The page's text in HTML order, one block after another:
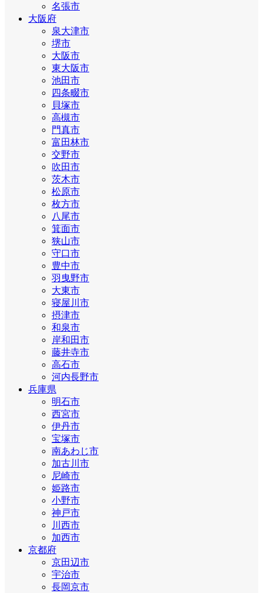
名張市
大阪府
泉大津市
堺市
大阪市
東大阪市
池田市
四条畷市
貝塚市
高槻市
門真市
富田林市
交野市
吹田市
茨木市
松原市
枚方市
八尾市
箕面市
狭山市
守口市
豊中市
羽曳野市
大東市
寝屋川市
摂津市
和泉市
岸和田市
藤井寺市
高石市
河内長野市
兵庫県
明石市
西宮市
伊丹市
宝塚市
南あわじ市
加古川市
尼崎市
姫路市
小野市
神戸市
川西市
加西市
京都府
京田辺市
宇治市
長岡京市